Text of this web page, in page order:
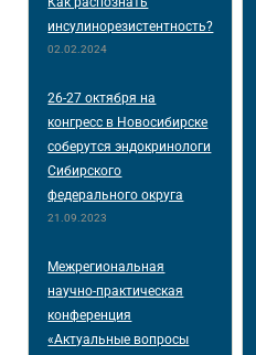
инсулинорезистентность?
02.02.2024
26-27 октября на
конгресс в Новосибирске
соберутся эндокринологи
Сибирского
федерального округа
21.09.2023
Межрегиональная
научно-практическая
конференция
«Актуальные вопросы